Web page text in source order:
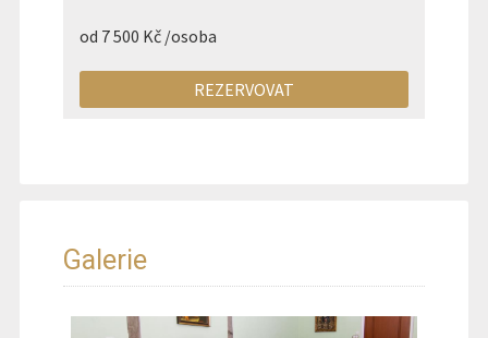
od 7 500 Kč /osoba
REZERVOVAT
Galerie